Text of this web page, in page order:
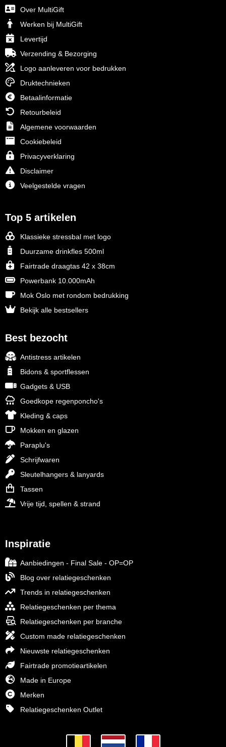
Over MultiGift
Werken bij MultiGift
Levertijd
Verzending & Bezorging
Logo aanleveren voor bedrukken
Druktechnieken
Betaalinformatie
Retourbeleid
Algemene voorwaarden
Cookiebeleid
Privacyverklaring
Disclaimer
Veelgestelde vragen
Top 5 artikelen
Klassieke stressbal met logo
Duurzame drinkfles 500ml
Fairtrade draagtas 42 x 38cm
Powerbank 10.000mAh
Mok Oslo met rondom bedrukking
Bekijk alle bestsellers
Best bezocht
Antistress artikelen
Bidons & sportflessen
Gadgets & USB
Goedkope regenponcho's
Kleding & caps
Mokken en glazen
Paraplu's
Schrijfwaren
Sleutelhangers & lanyards
Tassen
Vrije tijd, spellen & strand
Inspiratie
Aanbiedingen - Final Sale - OP=OP
Blog over relatiegeschenken
Trends in relatiegeschenken
Relatiegeschenken per thema
Relatiegeschenken per branche
Custom made relatiegeschenken
Nieuwste relatiegeschenken
Fairtrade promotieartikelen
Made in Europe
Merken
Relatiegeschenken Outlet